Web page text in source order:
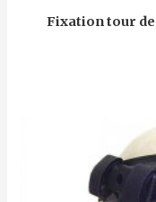
Fixation tour